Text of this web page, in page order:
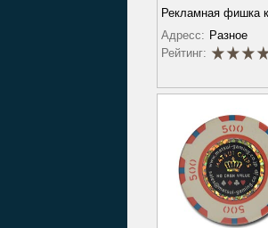
Рекламная фишка
Адресс: Разное
Рейтинг: